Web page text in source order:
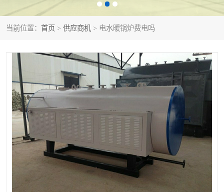
当前位置： 首页 > 供应商机 > 电水暖锅炉费电吗